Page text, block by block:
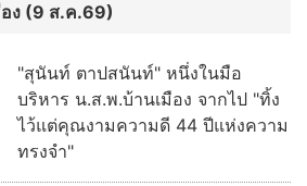
ง (9 ส.ค.69)
"สุนันท์ ตาปสนันท์" หนึ่งในมือ
บริหาร น.ส.พ.บ้านเมือง จากไป "ทิ้ง
ไว้แต่คุณงามความดี 44 ปีแห่งความ
ทรงจำ"